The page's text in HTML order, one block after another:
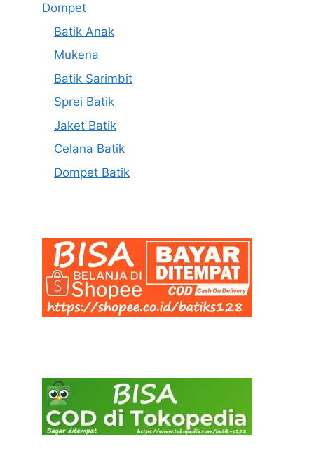
Dompet
Batik Anak
Mukena
Batik Sarimbit
Sprei Batik
Jaket Batik
Celana Batik
Dompet Batik